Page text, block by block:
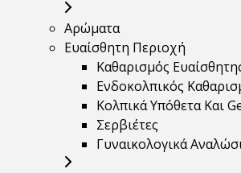
Αρώματα
Ευαίσθητη Περιοχή
Καθαρισμός
Ενδοκολπικός
Κολπικά Υπόθετα Και
Σερβιέτες
Γυναικολογικά